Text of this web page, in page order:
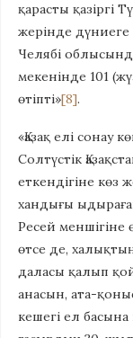
қарасты қазіргі
жерінде дүниеге
Челябі
мекенінде 101
өтіпті»[8].
«Қазақ елі сонау
Солтүстік
еткендігіне көз
хандығы
Ресей меншігіне
өтсе де,
даласы қа­лып
анасын, ата-
кешегі ел